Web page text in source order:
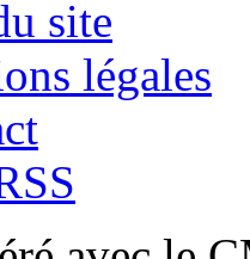
site
légales